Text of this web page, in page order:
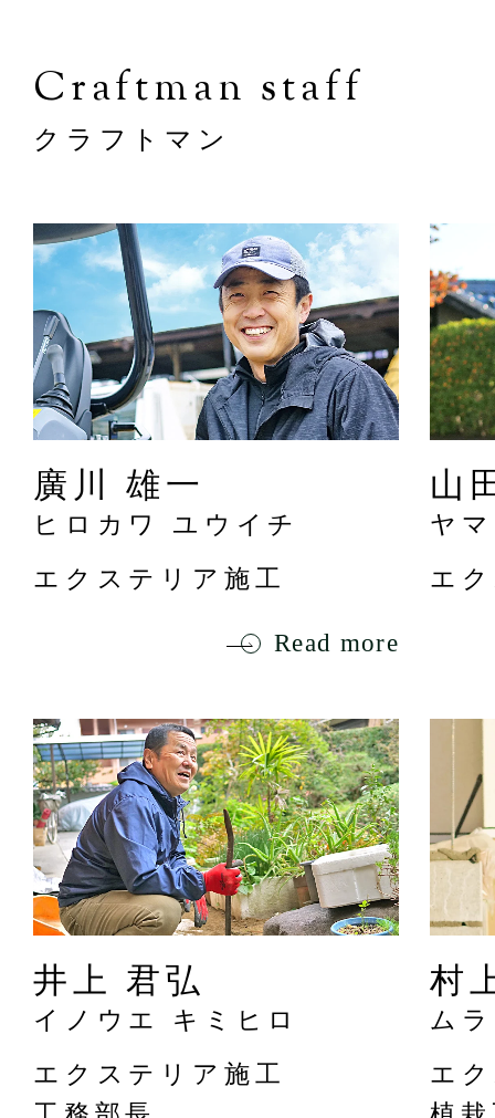
Craftman staff
クラフトマン
廣川 雄一
ヒロカワ ユウイチ
エクステリア施工
Read more
山
ヤ
エ
井上 君弘
イノウエ キミヒロ
エクステリア施工
村
ム
エ